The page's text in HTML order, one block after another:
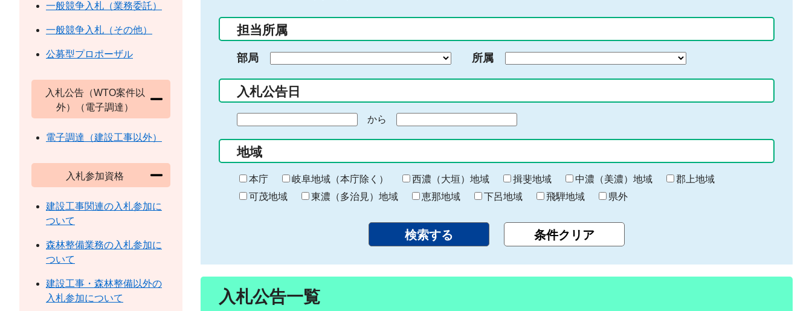
ー
入
力
担当所属
部局 所属
入札公告日
の
始
ま
り
から
終
わ
り
地域
本庁 岐阜地域（本庁除く） 西濃（大垣）地域 揖斐地域 中濃（美濃）地域
郡上地域
可茂地域
東濃（多治見）地域 恵那地域 下呂地域 飛騨地域 県外
入札公告一覧
一般競争入札（業務委託）
一般競争入札（その他）
公募型プロポーザル
入札公告（WTO案件以
外）（電子調達）
電子調達（建設工事以外）
入札参加資格
建設工事関連の入札参加に
ついて
森林整備業務の入札参加に
ついて
建設工事・森林整備以外の
入札参加について